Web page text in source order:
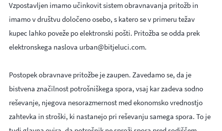
Vzpostavljen imamo učinkovit sistem obravnavanja pritožb in
imamo v društvu določeno osebo, s katero se v primeru težav
kupec lahko poveže po elektronski pošti. Pritožba se odda prek
elektronskega naslova urban@bitjeluci.com.
Postopek obravnave pritožbe je zaupen. Zavedamo se, da je
bistvena značilnost potrošniškega spora, vsaj kar zadeva sodno
reševanje, njegova nesorazmernost med ekonomsko vrednostjo
zahtevka in stroški, ki nastanejo pri reševanju samega spora. To je